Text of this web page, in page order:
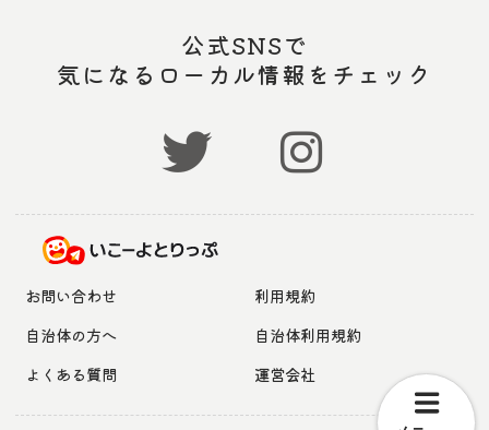
公式SNSで
気になるローカル情報をチェック
お問い合わせ
利用規約
自治体の方へ
自治体利用規約
よくある質問
運営会社